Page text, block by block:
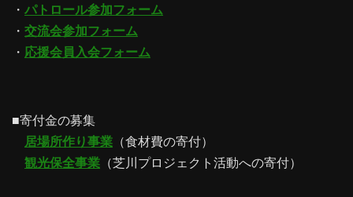
・ パトロール参加フォーム
・ 交流会参加フォーム
・ 応援会員入会フォーム
■寄付金の募集
居場所作り事業 （食材費の寄付）
観光保全事業 （芝川プロジェクト活動への寄付）